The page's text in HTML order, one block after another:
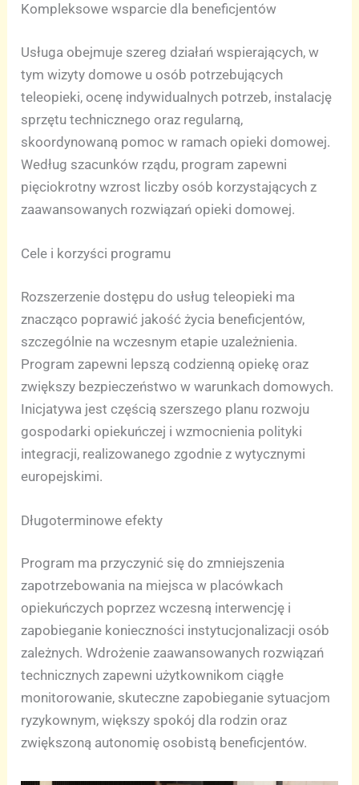
Kompleksowe wsparcie dla beneficjentów
Usługa obejmuje szereg działań wspierających, w
tym wizyty domowe u osób potrzebujących
teleopieki, ocenę indywidualnych potrzeb, instalację
sprzętu technicznego oraz regularną,
skoordynowaną pomoc w ramach opieki domowej.
Według szacunków rządu, program zapewni
pięciokrotny wzrost liczby osób korzystających z
zaawansowanych rozwiązań opieki domowej.
Cele i korzyści programu
Rozszerzenie dostępu do usług teleopieki ma
znacząco poprawić jakość życia beneficjentów,
szczególnie na wczesnym etapie uzależnienia.
Program zapewni lepszą codzienną opiekę oraz
zwiększy bezpieczeństwo w warunkach domowych.
Inicjatywa jest częścią szerszego planu rozwoju
gospodarki opiekuńczej i wzmocnienia polityki
integracji, realizowanego zgodnie z wytycznymi
europejskimi.
Długoterminowe efekty
Program ma przyczynić się do zmniejszenia
zapotrzebowania na miejsca w placówkach
opiekuńczych poprzez wczesną interwencję i
zapobieganie konieczności instytucjonalizacji osób
zależnych. Wdrożenie zaawansowanych rozwiązań
technicznych zapewni użytkownikom ciągłe
monitorowanie, skuteczne zapobieganie sytuacjom
ryzykownym, większy spokój dla rodzin oraz
zwiększoną autonomię osobistą beneficjentów.